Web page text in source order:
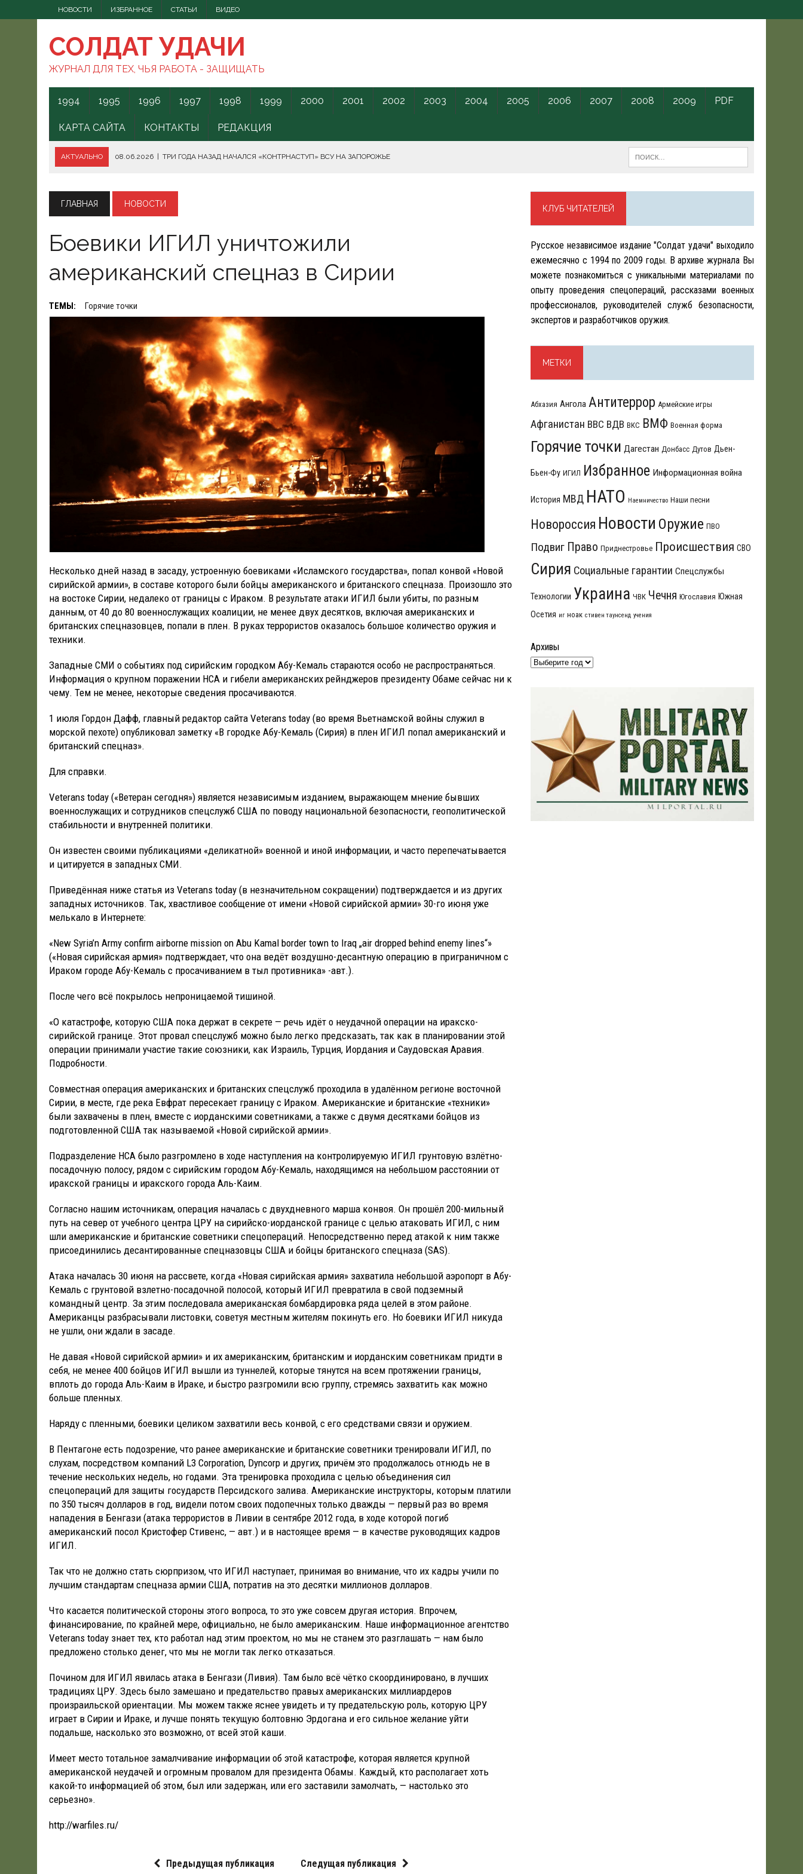
НОВОСТИ ИЗБРАННОЕ СТАТЬИ ВИДЕО
СОЛДАТ УДАЧИ
ЖУРНАЛ ДЛЯ ТЕХ, ЧЬЯ РАБОТА - ЗАЩИЩАТЬ
1994 1995 1996 1997 1998 1999 2000 2001 2002 2003 2004 2005 2006 2007 2008 2009 PDF
КАРТА САЙТА КОНТАКТЫ РЕДАКЦИЯ
АКТУАЛЬНО 08.06.2026 ТРИ ГОДА НАЗАД НАЧАЛСЯ «КОНТРНАСТУП» ВСУ НА ЗАПОРОЖЬЕ
07.06.2026 | БОРЬБА С НАШИМИ МОГАМИ. ЧТО ДЕЛАТЬ?
07.06.2026 ВЫЯСНИЛОСЬ, ОТКУДА ВСУ ЗАПУСКАЛИ БЕСПИЛОТНИКИ В ЛЕНОБЛАСТЬ НАКАНУНЕ ОТКРЫТИЯ ПМЭФ.
В КЕНИИ ВСПЫХНУЛИ ПРОТЕСТЫ ПРОТИВ СЕКРЕТНОГО КАРАНТИННОГО ЦЕНТРА США.
19.06.2026 | WSJ: ПЕНТАГОНУ НУЖНО $80 МЛРД ДЛЯ ПОКРЫТИЯ РАСХОДОВ НА КОНФЛИКТ С ИРАНОМ
ГЛАВНАЯ НОВОСТИ
Боевики ИГИЛ уничтожили
американский спецназ в Сирии
ТЕМЫ: Горячие точки
Несколько дней назад в засаду, устроенную боевиками «Исламского государства», попал конвой «Новой
сирийской армии», в составе которого были бойцы американского и британского спецназа. Произошло это
на востоке Сирии, недалеко от границы с Ираком. В результате атаки ИГИЛ были убиты, по разным
данным, от 40 до 80 военнослужащих коалиции, не менее двух десятков, включая американских и
британских спецназовцев, попали в плен. В руках террористов оказалось большое количество оружия и
техники.
Западные СМИ о событиях под сирийским городком Абу-Кемаль стараются особо не распространяться.
Информация о крупном поражении НСА и гибели американских рейнджеров президенту Обаме сейчас ни к
чему. Тем не менее, некоторые сведения просачиваются.
1 июля Гордон Дафф, главный редактор сайта Veterans today (во время Вьетнамской войны служил в
морской пехоте) опубликовал заметку «В городке Абу-Кемаль (Сирия) в плен ИГИЛ попал американский и
британский спецназ».
Для справки.
Veterans today («Ветеран сегодня») является независимым изданием, выражающем мнение бывших
военнослужащих и сотрудников спецслужб США по поводу национальной безопасности, геополитической
стабильности и внутренней политики.
Он известен своими публикациями «деликатной» военной и иной информации, и часто перепечатывается
и цитируется в западных СМИ.
Приведённая ниже статья из Veterans today (в незначительном сокращении) подтверждается и из других
западных источников. Так, хвастливое сообщение от имени «Новой сирийской армии» 30-го июня уже
мелькало в Интернете:
«New Syria’n Army confirm airborne mission on Abu Kamal border town to Iraq „air dropped behind enemy lines“»
(«Новая сирийская армия» подтверждает, что она ведёт воздушно-десантную операцию в приграничном с
Ираком городе Абу-Кемаль с просачиванием в тыл противника» -авт.).
После чего всё покрылось непроницаемой тишиной.
«О катастрофе, которую США пока держат в секрете — речь идёт о неудачной операции на иракско-
сирийской границе. Этот провал спецслужб можно было легко предсказать, так как в планировании этой
операции принимали участие такие союзники, как Израиль, Турция, Иордания и Саудовская Аравия.
Подробности.
Совместная операция американских и британских спецслужб проходила в удалённом регионе восточной
Сирии, в месте, где река Евфрат пересекает границу с Ираком. Американские и британские «техники»
были захвачены в плен, вместе с иорданскими советниками, а также с двумя десятками бойцов из
подготовленной США так называемой «Новой сирийской армии».
Подразделение НСА было разгромлено в ходе наступления на контролируемую ИГИЛ грунтовую взлётно-
посадочную полосу, рядом с сирийским городом Абу-Кемаль, находящимся на небольшом расстоянии от
иракской границы и иракского города Аль-Каим.
Согласно нашим источникам, операция началась с двухдневного марша конвоя. Он прошёл 200-мильный
путь на север от учебного центра ЦРУ на сирийско-иорданской границе с целью атаковать ИГИЛ, с ним
шли американские и британские советники спецопераций. Непосредственно перед атакой к ним также
присоединились десантированные спецназовцы США и бойцы британского спецназа (SAS).
Атака началась 30 июня на рассвете, когда «Новая сирийская армия» захватила небольшой аэропорт в Абу-
Кемаль с грунтовой взлетно-посадочной полосой, который ИГИЛ превратила в свой подземный
командный центр. За этим последовала американская бомбардировка ряда целей в этом районе.
Американцы разбрасывали листовки, советуя местным жителям покинуть его. Но боевики ИГИЛ никуда
не ушли, они ждали в засаде.
Не давая «Новой сирийской армии» и их американским, британским и иорданским советникам придти в
себя, не менее 400 бойцов ИГИЛ вышли из туннелей, которые тянутся на всем протяжении границы,
вплоть до города Аль-Каим в Ираке, и быстро разгромили всю группу, стремясь захватить как можно
больше пленных.
Наряду с пленными, боевики целиком захватили весь конвой, с его средствами связи и оружием.
В Пентагоне есть подозрение, что ранее американские и британские советники тренировали ИГИЛ, по
слухам, посредством компаний L3 Corporation, Dyncorp и других, причём это продолжалось отнюдь не в
течение нескольких недель, но годами. Эта тренировка проходила с целью объединения сил
спецопераций для защиты государств Персидского залива. Американские инструкторы, которым платили
по 350 тысяч долларов в год, видели потом своих подопечных только дважды — первый раз во время
нападения в Бенгази (атака террористов в Ливии в сентябре 2012 года, в ходе которой погиб
американский посол Кристофер Стивенс, — авт.) и в настоящее время — в качестве руководящих кадров
ИГИЛ.
Так что не должно стать сюрпризом, что ИГИЛ наступает, принимая во внимание, что их кадры учили по
лучшим стандартам спецназа армии США, потратив на это десятки миллионов долларов.
Что касается политической стороны этого вопроса, то это уже совсем другая история. Впрочем,
финансирование, по крайней мере, официально, не было американским. Наше информационное агентство
Veterans today знает тех, кто работал над этим проектом, но мы не станем это разглашать — нам было
предложено столько денег, что мы не могли так легко отказаться.
Почином для ИГИЛ явилась атака в Бенгази (Ливия). Там было всё чётко скоординировано, в лучших
традициях ЦРУ. Здесь было замешано и предательство правых американских миллиардеров
произраильской ориентации. Мы можем также яснее увидеть и ту предательскую роль, которую ЦРУ
играет в Сирии и Ираке, и лучше понять текущую болтовню Эрдогана и его сильное желание уйти
подальше, насколько это возможно, от всей этой каши.
Имеет место тотальное замалчивание информации об этой катастрофе, которая является крупной
американской неудачей и огромным провалом для президента Обамы. Каждый, кто располагает хоть
какой-то информацией об этом, был или задержан, или его заставили замолчать, — настолько это
серьезно».
http://warfiles.ru/
Предыдущая публикация Следущая публикация
КЛУБ ЧИТАТЕЛЕЙ
Русское независимое издание "Солдат удачи" выходило
ежемесячно с 1994 по 2009 годы. В архиве журнала Вы
можете познакомиться с уникальными материалами по
опыту проведения спецопераций, рассказами военных
профессионалов, руководителей служб безопасности,
экспертов и разработчиков оружия.
МЕТКИ
Абхазия Ангола Антитеррор Армейские игры
Афганистан ВВС ВДВ ВКС ВМФ Военная форма
Горячие точки Дагестан Донбасс Дутов Дьен-
Бьен-Фу ИГИЛ Избранное Информационная война
История МВД НАТО Наемничество Наши песни
Новороссия Новости Оружие ПВО
Подвиг Право Приднестровье Происшествия СВО
Сирия Социальные гарантии Спецслужбы
Технологии Украина ЧВК Чечня Югославия Южная
Осетия иг ноак стивен таунсенд учения
Архивы